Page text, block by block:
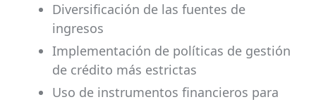
Diversificación de las fuentes de
ingresos
Implementación de políticas de gestión
de crédito más estrictas
Uso de instrumentos financieros para